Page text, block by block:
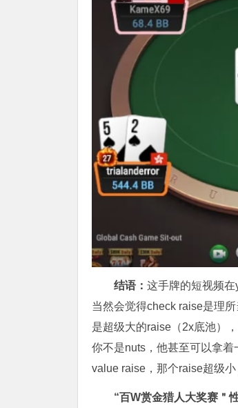
结语： 这手牌的短视频
当然会觉得check raise是理
是超级大的raise（2x底池）
你不是nuts，他甚至可以拿
value raise，那个raise超级
“百W赏金猎人大奖赛＂